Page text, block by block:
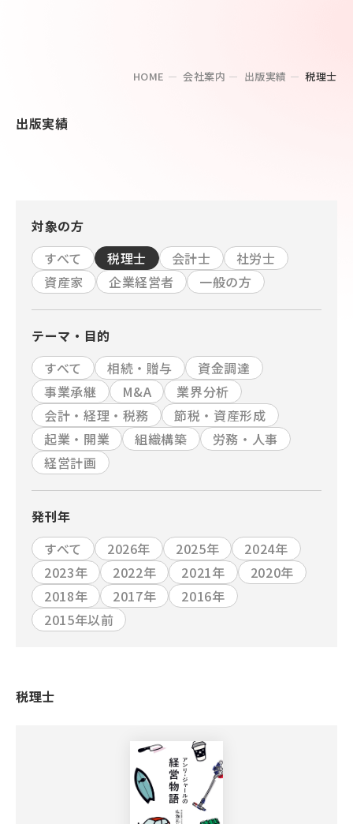
HOME 会社案内 出版実績 税理士
出版実績
対象の方
すべて
税理士 会計士
社労士
資産家
企業経営者 一般の方
テーマ・目的
すべて
相続・贈与
資金調達
事業承継
M&A
業界分析
会計・経理・税務
節税・資産形成
起業・開業
組織構築
労務・人事
経営計画
発刊年
すべて
2026年 2025年
2024年
2023年
2022年 2021年
2020年
2018年
2017年
2016年
2015年以前
税理士